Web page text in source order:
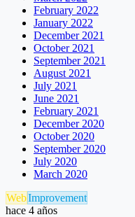
February 2022
January 2022
December 2021
October 2021
September 2021
August 2021
July 2021
June 2021
February 2021
December 2020
October 2020
September 2020
July 2020
March 2020
WebImprovement
hace 4 años